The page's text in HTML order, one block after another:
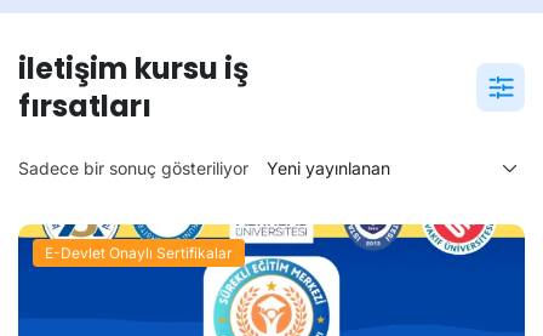
iletişim kursu iş
fırsatları
Sadece bir sonuç gösteriliyor
E-Devlet Onaylı Sertifikalar